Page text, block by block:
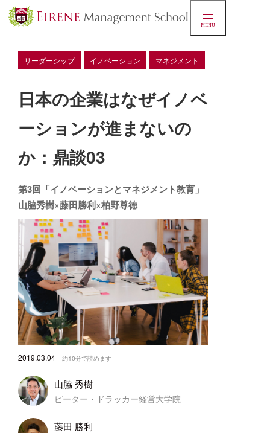
MENU
リーダーシップ イノベーション マネジメント
日本の企業はなぜイノベ
ーションが進まないの
か：鼎談03
第3回「イノベーションとマネジメント教育」
山脇秀樹×藤田勝利×柏野尊徳
2019.03.04 約10分で読めます
山脇 秀樹
ピーター・ドラッカー経営大学院
藤田 勝利